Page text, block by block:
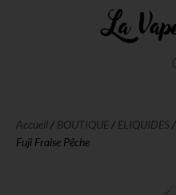
Accueil/ BOUTIQUE/ ELIQUIDES /
Fuji Fraise Pêche